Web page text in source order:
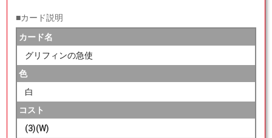
■カード説明
カード名
グリフィンの急使
色
白
コスト
(3)(W)